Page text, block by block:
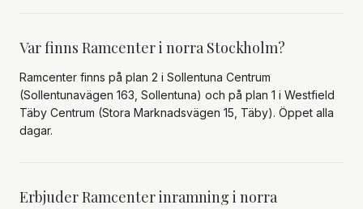
Var finns Ramcenter i norra Stockholm?
Ramcenter finns på plan 2 i Sollentuna Centrum
(Sollentunavägen 163, Sollentuna) och på plan 1 i Westfield
Täby Centrum (Stora Marknadsvägen 15, Täby). Öppet alla
dagar.
Erbjuder Ramcenter inramning i norra